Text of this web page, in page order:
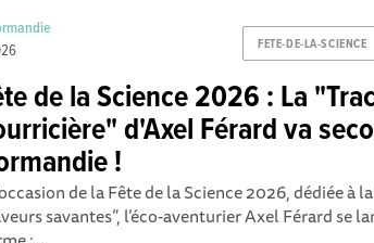
FETE-DE-LA-SCIENCE
de la Science 2026 : La
d'Axel Férard va
!
de la Fête de la Science 2026, dédiée à
savantes”, l’éco-aventurier Axel Férard se